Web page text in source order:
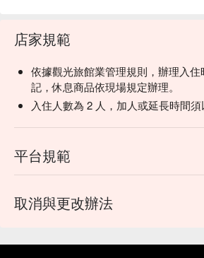
店家規範
依據觀光旅館業管理規則，辦理入
記，休息商品依現場規定辦理。
入住人數為 2 人，加人或延長時間須
平台規範
取消與更改辦法